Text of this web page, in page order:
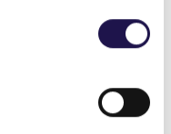
CBS heeft
drie maanden
zakt. Duurt dat
komt een op de